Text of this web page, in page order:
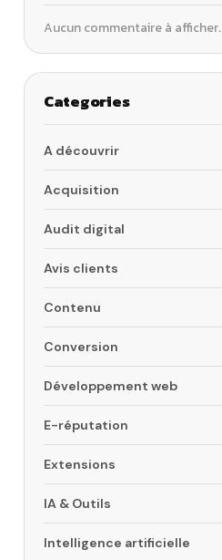
Aucun commentaire à afficher.
Categories
A découvrir
Acquisition
Audit digital
Avis clients
Contenu
Conversion
Développement web
E-réputation
Extensions
IA & Outils
Intelligence artificielle